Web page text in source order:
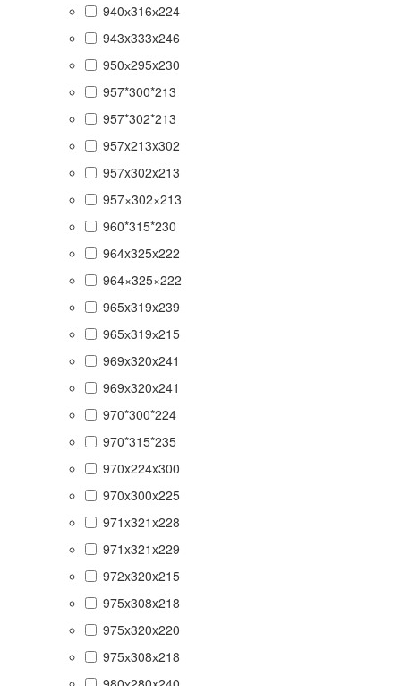
940х316х224
943x333x246
950х295x230
957*300*213
957*302*213
957x213x302
957x302x213
957×302×213
960*315*230
964x325x222
964×325×222
965x319x239
965х319х215
969x320x241
969х320х241
970*300*224
970*315*235
970x224x300
970x300x225
971x321x228
971x321x229
972x320x215
975x308x218
975x320x220
975х308х218